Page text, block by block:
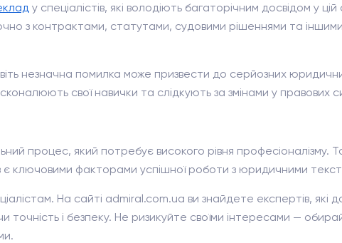
у спеціалістів, які володіють багаторічним досвідом у
з контрактами, статутами, судовими рішеннями та
незначна помилка може призвести до серйозних
свої навички та слідкують за змінами у правових
процес, який потребує високого рівня професіоналізму.
є ключовими факторами успішної роботи з юридичними
На сайті admiral.com.ua ви знайдете експертів, які
точність і безпеку. Не ризикуйте своїми інтересами —